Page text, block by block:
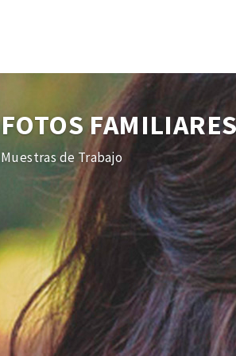
FOTOS
Muestras de Trabajo